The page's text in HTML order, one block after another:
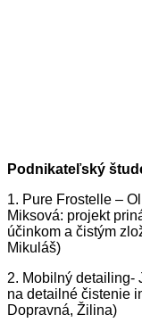
Podnikateľský
1. Pure Frostelle –
Miksová: projekt
účinkom a čistým
Mikuláš)
2. Mobilný detailing-
na detailné čistenie
Dopravná, Žilina)